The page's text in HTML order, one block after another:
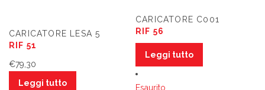
CARICATORE LESA 5
RIF 51
€79,30
Leggi tutto
CARICATORE C001
RIF 56
Leggi tutto
Esaurito